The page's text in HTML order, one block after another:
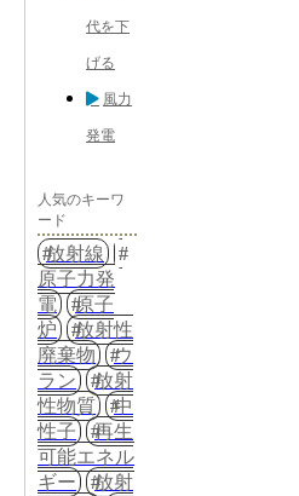
代を下
げる
風力
発電
人気のキーワ
ード
放射線
原子力発
電
原子
炉
放射性
廃棄物
ウ
ラン
放射
性物質
中
性子
再生
可能エネル
ギー
放射